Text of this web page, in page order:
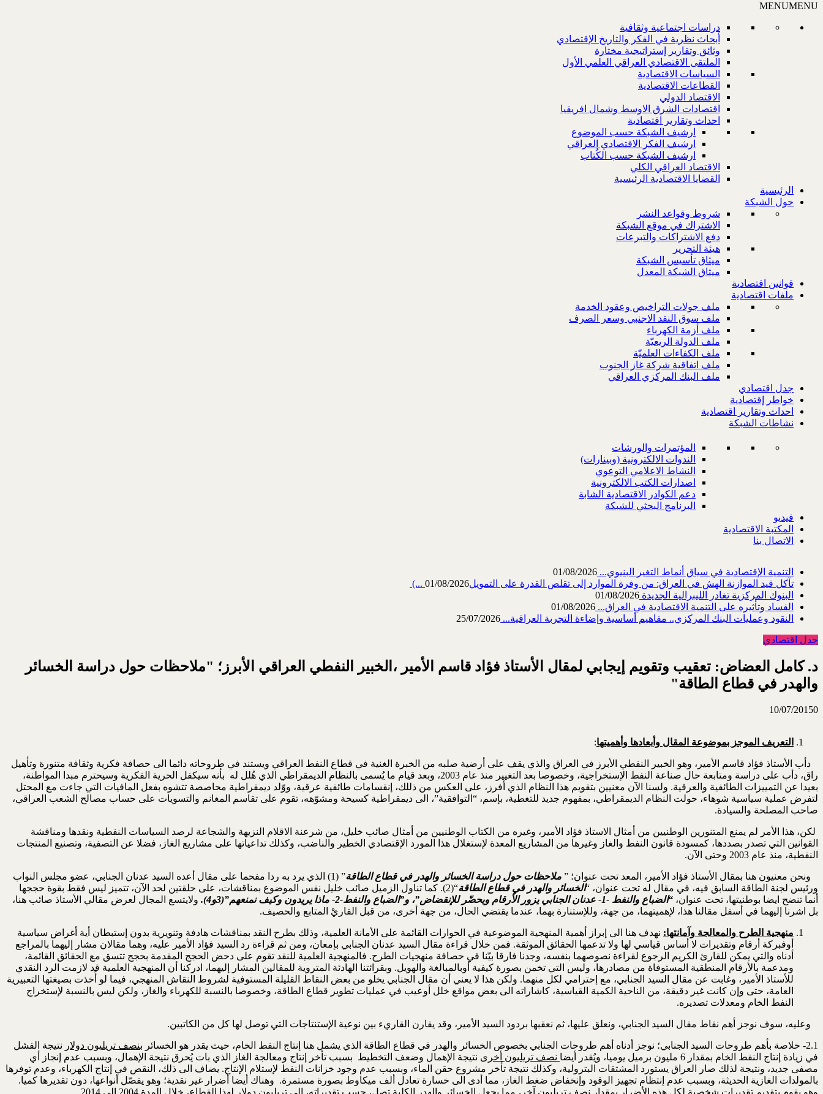
MENUMENU
دراسات اجتماعية وثقافية
أبحاث نظرية في الفكر والتاريخ الإقتصادي
وثائق وتقارير إستراتيجية مختارة
الملتقى الاقتصادي العراقي العلمي الأول
السياسات الاقتصادية
القطاعات الاقتصادية
الاقتصاد الدولي
اقتصادات الشرق الاوسط وشمال افريقيا
احداث وتقارير اقتصادية
ارشيف الشبكة حسب الموضوع
ارشيف الفكر الاقتصادي العراقي
ارشيف الشبكة حسب الكُتاب
الاقتصاد العراقي الكلي
القضايا الاقتصادية الرئيسية
الرئيسية
حول الشبكة
شروط وقواعد النشر
الاشتراك في موقع الشبكة
دفع الاشتراكات والتبرعات
هيئة التحرير
ميثاق تأسيس الشبكة
ميثاق الشبكة المعدل
قوانين اقتصادية
ملفات اقتصادية
ملف جولات التراخيص وعقود الخدمة
ملف سوق النقد الاجنبي وسعر الصرف
ملف أزمة الكهرباء
ملف الدولة الريعيّة
ملف الكفاءات العلميّة
ملف اتفاقية شركة غاز الجنوب
ملف البنك المركزي العراقي
جدل اقتصادي
خواطر إقتصادية
احداث وتقارير اقتصادية
نشاطات الشبكة
المؤتمرات والورشات
الندوات الالكترونية (وبينارات)
النشاط الاعلامي التوعوي
اصدارات الكتب الالكترونية
دعم الكوادر الاقتصادية الشابة
البرنامج البحثي للشبكة
فيديو
المكتبة الاقتصادية
الاتصال بنا
التنمية الإقتصادية في سياق أنماط التغير البنيوي... 01/08/2026
تآكل قيد الموازنة الهش في العراق: من وفرة الموارد إلى تقلص القدرة على التمويل‎ (...01/08/2026
البنوك المركزية تغادر الليبرالية الجديدة 01/08/2026
الفساد وتأثيره على التنمية الاقتصادية في العراق... 01/08/2026
النقود وعمليات البنك المركزي.. مفاهيم أساسية وإضاءة التجربة العراقية... 25/07/2026
جدل اقتصادي
د. كامل العضاض: تعقيب وتقويم إيجابي لمقال الأستاذ فؤاد قاسم الأمير ،الخبير النفطي العراقي الأبرز؛ "ملاحظات حول دراسة الخسائر
والهدر في قطاع الطاقة"
10/07/20150
التعريف الموجز بموضوعة المقال وأبعادها وأهميتها:
دأب الأستاذ فؤاد قاسم الأمير، وهو الخبير النفطي الأبرز في العراق والذي يقف على أرضية صلبه من الخبرة الغنية في قطاع النفط العراقي ويستند في طروحاته دائما الى حصافة فكرية وثقافة متنورة وتأهيل
راق، دأب على دراسة ومتابعة حال صناعة النفط الإستخراجية، وخصوصا بعد التغيير منذ عام 2003، وبعد قيام ما يُسمى بالنظام الديمقراطي الذي هُلل له بأنه سيكفل الحرية الفكرية وسيحترم مبدا المواطنة،
بعيدا عن التمييزات الطائفية والعرقية. ولسنا الآن معنيين بتقويم هذا النظام الذي أفرز، على العكس من ذللك، إنقسامات طائفية عرقية، ووّلد ديمقراطية محاصصة تتشوه بفعل المافيات التي جاءت مع المحتل
لتفرض عملية سياسية شوهاء، حولت النظام الديمقراطي، بمفهوم جديد للتغطية، بإسم، “التوافقية”، الى ديمقراطية كسيحة ومشوّهه، تقوم على تقاسم المغانم والتسويات على حساب مصالح الشعب العراقي،
صاحب المصلحة والسيادة.
لكن، هذا الأمر لم يمنع المتنورين الوطنيين من أمثال الاستاذ فؤاد الأمير، وغيره من الكتاب الوطنيين من أمثال صائب خليل، من شرعنة الاقلام النزيهة والشجاعة لرصد السياسات النفطية ونقدها ومناقشة
القوانين التي تصدر بصددها، كمسودة قانون النفط والغاز وغيرها من المشاريع المعدة لإستغلال هذا المورد الإقتصادي الخطير والناضب، وكذلك تداعياتها على مشاريع الغاز، فضلا عن التصفية، وتصنيع المنتجات
النفطية، منذ عام 2003 وحتى الآن.
ونحن معنيون هنا بمقال الأستاذ فؤاد الأمير، المعد تحت عنوان؛ ” ملاحظات حول دراسة الخسائر والهدر في قطاع الطاقة
” (1) الذي يرد به ردا مفحما على مقال أعده السيد عدنان الجنابي، عضو مجلس النواب
ورئيس لجنة الطاقة السابق فيه، في مقال له تحت عنوان، “الخسائر والهدر في قطاع الطاقة
“(2). كما تناول الزميل صائب خليل نفس الموضوع بمناقشات، على حلقتين لحد الآن، تتميز ليس فقط بقوة حججها
أنما تنضح ايضا بوطنيتها، تحت عنوان، “الضباع والنفط -1- عدنان الجنابي يزور الأرقام ويحضّر للإنقضاض”، و”الضباع والنفط-2- ماذا يريدون وكيف نمنعهم”(3و4).
ولايتسع المجال لعرض مقالي الأستاذ صائب هنا،
بل اشرنا إليهما في أسفل مقالنا هذا، لإهميتهما، من جهة، وللإستنارة بهما، عندما يقتضي الحال، من جهة أخرى، من قبل القاريْ المتابع والحصيف.
منهجية الطرح والمعالجة وآمانتها: نهدف هنا الى إبراز أهمية المنهجية الموضوعية في الحوارات القائمة على الأمانة العلمية، وذلك بطرح النقد بمناقشات هادفة وتنويرية بدون إستبطان أية أغراض سياسية
أوفبركة أرقام وتقديرات لا أساس قياسي لها ولا تدعمها الحقائق الموثقة. فمن خلال قراءة مقال السيد عدنان الجنابي بإمعان، ومن ثم قراءة رد السيد فؤاد الأمير عليه، وهما مقالان مشار إليهما بالمراجع
أدناه والتي يمكن للقارئ الكريم الرجوع لقراءة نصوصهما بنفسه، وجدنا فارقا بيّنا في حصافة منهجيات الطرح. فالمنهجية العلمية للنقد تقوم على دحض الحجج المقدمة بحجج تتسق مع الحقائق القائمة،
ومدعمة بالأرقام المنطقية المستوفاة من مصادرها، وليس التي تخمن بصورة كيفية أوبالمبالغة والهويل. وبقرائتنا الهادئة المتروية للمقالين المشار إليهما، ادركنا أن المنهجية العلمية قد لازمت الرد النقدي
للأستاذ الأمير، وغابت عن مقال السيد الجنابي، مع إحترامي لكل منهما. ولكن هذا لا يعني أن مقال الجنابي يخلو من بعض النقاط القليلة المستوفية لشروط النقاش المنهجي، فيما لو أُخذت بصيغتها التعبيرية
العامة، حتى وإن كانت غير دقيقة، من الناحية الكمية القياسية، كاشاراته الى بعض مواقع خلل أوعيب في عمليات تطوير قطاع الطاقة، وخصوصا بالنسبة للكهرباء والغاز، ولكن ليس بالنسبة لإستخراج
النفط الخام ومعدلات تصديره.
وعليه، سوف نوجز أهم نقاط مقال السيد الجنابي، ونعلق عليها، ثم نعقبها بردود السيد الأمير، وقد يقارن القاريء بين نوعية الإستنتاجات التي توصل لها كل من الكاتبين.
2.1- خلاصة بأهم طروحات السيد الجنابي؛ نوجز أدناه أهم طروحات الجنابي بخصوص الخسائر والهدر في قطاع الطاقة الذي يشمل هنا إنتاج النفط الخام، حيث يقدر هو الخسائر بنصف تريليون دولار نتيجة الفشل
في زيادة إنتاج النفط الخام بمقدار 6 مليون برميل يوميا، ويُقدر أيضا
نصف تريليون أخرى نتيجة الإهمال وضعف التخطيط بسبب تأخر إنتاج ومعالجة الغاز الذي بات يُحرق نتيجة الإهمال، وبسبب عدم إنجاز أي
مصفى جديد، ونتيجة لذلك صار العراق يستورد المشتقات البترولية، وكذلك نتيجة تأخر مشروع حقن الماء، وبسبب عدم وجود خزانات النفط لإستلام الإنتاج. يضاف الى ذلك، النقص في إنتاج الكهرباء، وعدم توفرها
بالمولدات الغازية الحديثة، وبسبب عدم إنتظام تجهيز الوقود وإنخفاض ضغط الغاز، مما أدى الى خسارة تعادل ألف ميكاوط بصورة مستمرة. وهناك أيضا أضرار غير نقدية؛ وهو يفصّل أنواعها، دون تقديرها كميا.